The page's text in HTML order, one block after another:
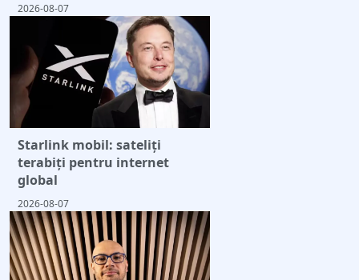
2026-08-07
Starlink mobil: sateliți
terabiți pentru internet
global
2026-08-07